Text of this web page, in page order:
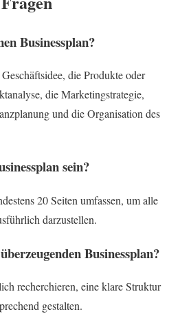
Businessplan?
die Produkte oder
die Marketingstrategie,
und die Organisation des
sein?
20 Seiten umfassen, um alle
darzustellen.
Businessplan?
recherchieren, eine klare Struktur
gestalten.